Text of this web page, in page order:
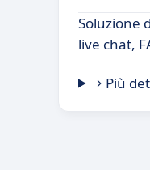
Soluzione
live chat,
Più